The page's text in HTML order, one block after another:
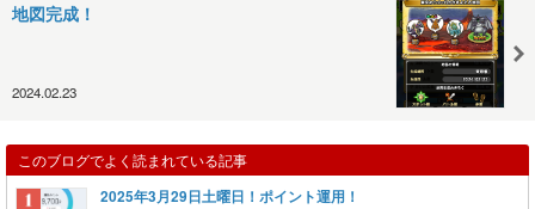
地図完成！
2024.02.23
このブログでよく読まれている記事
2025年3月29日土曜日！ポイント運用！